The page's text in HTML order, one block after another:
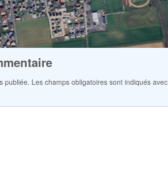
publiée. Les champs obligatoires sont indiqués avec